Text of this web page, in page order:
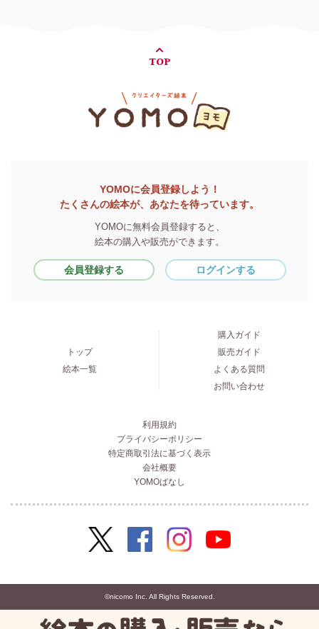
TOP
YOMOに会員登録しよう！
たくさんの絵本が、あなたを待っています。
YOMOに無料会員登録すると、
絵本の購入や販売ができます。
会員登録する ログインする
トップ
絵本一覧
購入ガイド
販売ガイド
よくある質問
お問い合わせ
利用規約
プライバシーポリシー
特定商取引法に基づく表示
会社概要
YOMOばなし
©nicomo Inc. All Rights Reserved.